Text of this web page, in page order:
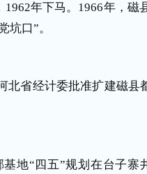
年下马。1966年，磁
坑口”。
北省经计委批准扩建磁
基地“四五”规划在台子